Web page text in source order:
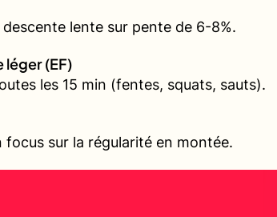
lente sur pente de 6-8%.
(EF)
les 15 min (fentes, squats, sauts).
focus sur la régularité en montée.